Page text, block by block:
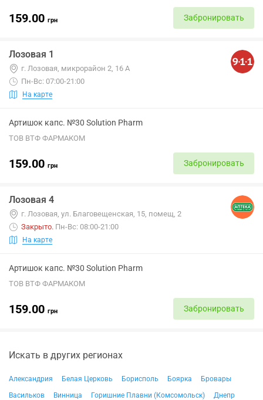
159.00 грн Забронировать
Лозовая 1
г. Лозовая, микрорайон 2, 16 А
Пн-Вс: 07:00-21:00
На карте
Артишок капс. №30 Solution Pharm
ТОВ ВТФ ФАРМАКОМ
159.00 грн Забронировать
Лозовая 4
г. Лозовая, ул. Благовещенская, 15, помещ, 2
Закрыто. Пн-Вс: 08:00-21:00
На карте
Артишок капс. №30 Solution Pharm
ТОВ ВТФ ФАРМАКОМ
159.00 грн Забронировать
Искать в других регионах
Александрия Белая Церковь Борисполь Боярка
Бровары
Васильков
Винница Горишние Плавни (Комсомольск)
Днепр